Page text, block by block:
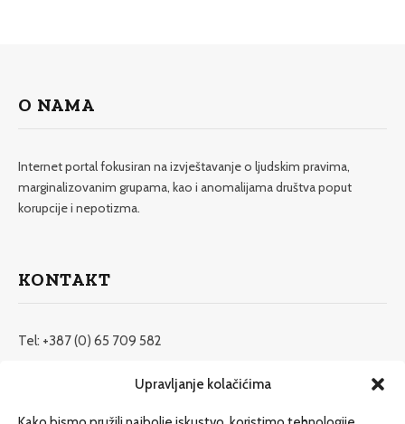
Upravljanje kolačićima
O NAMA
Internet portal fokusiran na izvještavanje o ljudskim pravima,
marginalizovanim grupama, kao i anomalijama društva poput
korupcije i nepotizma.
KONTAKT
Tel: +387 (0) 65 709 582
redakcija@etrafika.net